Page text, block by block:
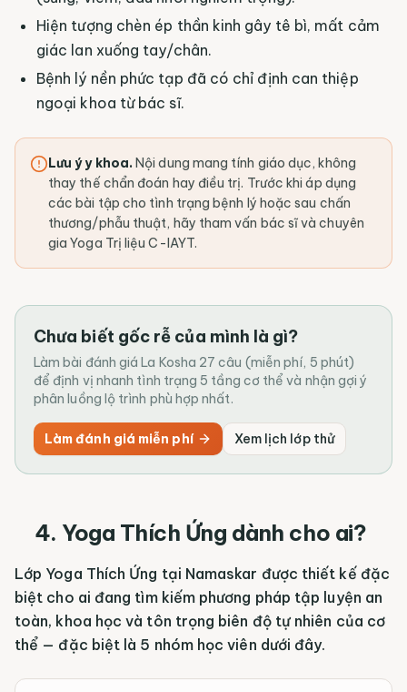
Hiện tượng chèn ép thần kinh gây tê bì, mất cảm
giác lan xuống tay/chân.
Bệnh lý nền phức tạp đã có chỉ định can thiệp
ngoại khoa từ bác sĩ.
Lưu ý y khoa. Nội dung mang tính giáo dục, không
thay thế chẩn đoán hay điều trị. Trước khi áp dụng
các bài tập cho tình trạng bệnh lý hoặc sau chấn
thương/phẫu thuật, hãy tham vấn bác sĩ và chuyên
gia Yoga Trị liệu C-IAYT.
Chưa biết gốc rễ của mình là gì?
Làm bài đánh giá La Kosha 27 câu (miễn phí, 5 phút)
để định vị nhanh tình trạng 5 tầng cơ thể và nhận gợi ý
phân luồng lộ trình phù hợp nhất.
Làm đánh giá miễn phí Xem lịch lớp thử
4. Yoga Thích Ứng dành cho ai?
Lớp Yoga Thích Ứng tại Namaskar được thiết kế đặc
biệt cho ai đang tìm kiếm phương pháp tập luyện an
toàn, khoa học và tôn trọng biên độ tự nhiên của cơ
thể — đặc biệt là 5 nhóm học viên dưới đây.